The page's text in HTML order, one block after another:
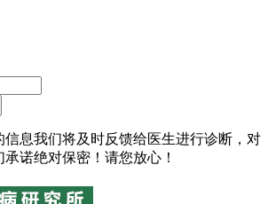
信息我们将及时反馈给医生进行诊断，对
诺绝对保密！请您放心！